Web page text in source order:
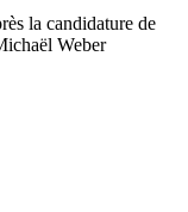
la candidature de
Weber